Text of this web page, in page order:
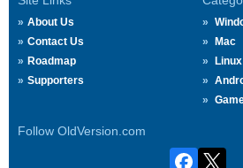
About Us
Contact Us
Roadmap
Supporters
Mac
Linux
Follow OldVersion.com